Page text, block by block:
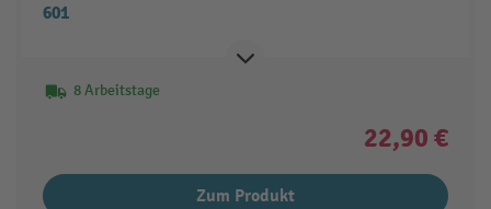
601
8 Arbeitstage
22,90 €
Zum Produkt